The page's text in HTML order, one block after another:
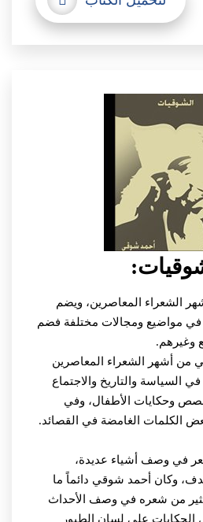
الشعراء المعاصرين، ويضم
في مواضيع ومجالات مختلفة فضم
وغيرهم.
من أشهر الشعراء المعاصرين
السياسة والتاريخ والاجتماع
وحكايات الأطفال، وفي
الكلمات الغامضة في القصائد.
في وصف أشياء عديدة،
وكان أحمد شوقي دائماً ما
من شعره في وصف الأحداث
على لسان الطيور